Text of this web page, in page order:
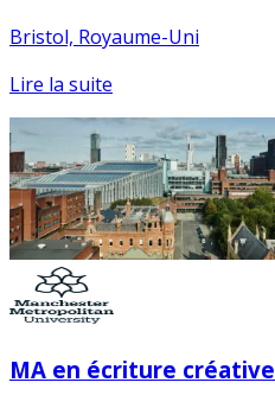
Bristol, Royaume-Uni
Lire la suite
MA en écriture créative